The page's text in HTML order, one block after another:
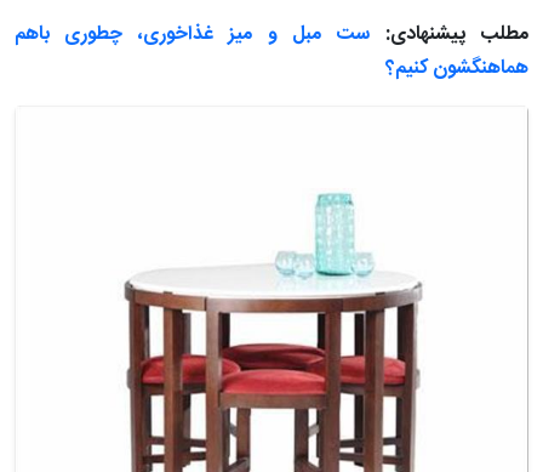
مطلب پیشنهادی: ست مبل و میز غذا‌خوری، چطوری باهم
هماهنگشون کنیم؟